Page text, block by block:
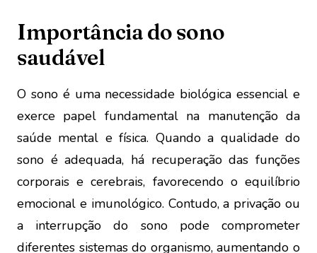
Importância do sono
saudável
O sono é uma necessidade biológica essencial e
exerce papel fundamental na manutenção da
saúde mental e física. Quando a qualidade do
sono é adequada, há recuperação das funções
corporais e cerebrais, favorecendo o equilíbrio
emocional e imunológico. Contudo, a privação ou
a interrupção do sono pode comprometer
diferentes sistemas do organismo, aumentando o